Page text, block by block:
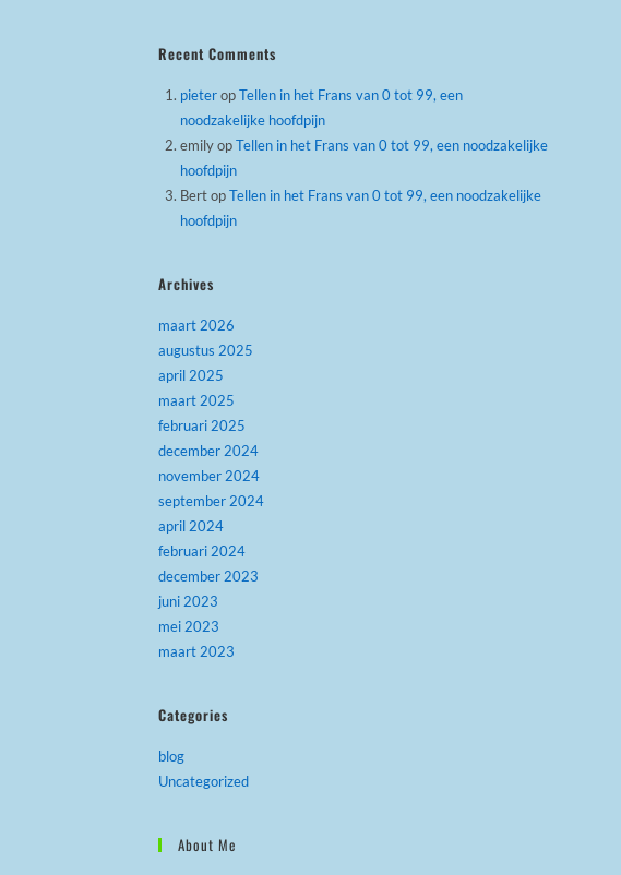
Recent Comments
pieteropTellen in het Frans van 0 tot 99, een
noodzakelijke hoofdpijn
emilyopTellen in het Frans van 0 tot 99, een noodzakelijke
hoofdpijn
BertopTellen in het Frans van 0 tot 99, een noodzakelijke
hoofdpijn
Archives
maart 2026
augustus 2025
april 2025
maart 2025
februari 2025
december 2024
november 2024
september 2024
april 2024
februari 2024
december 2023
juni 2023
mei 2023
maart 2023
Categories
blog
Uncategorized
About Me